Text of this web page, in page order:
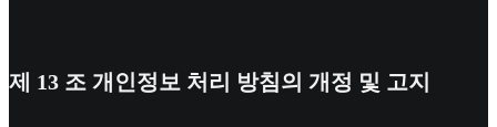
제 13 조 개인정보 처리 방침의 개정 및 고지